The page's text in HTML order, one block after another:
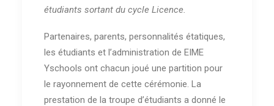
étudiants sortant du cycle Licence.
Partenaires, parents, personnalités étatiques,
les étudiants et l’administration de EIME
Yschools ont chacun joué une partition pour
le rayonnement de cette cérémonie. La
prestation de la troupe d’étudiants a donné le